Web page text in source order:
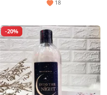
18
-20%